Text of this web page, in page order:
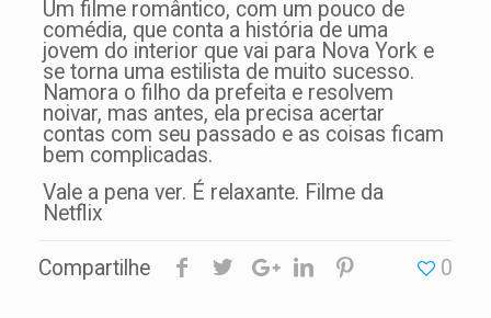
Um filme romântico, com um pouco de
comédia, que conta a história de uma
jovem do interior que vai para Nova York e
se torna uma estilista de muito sucesso.
Namora o filho da prefeita e resolvem
noivar, mas antes, ela precisa acertar
contas com seu passado e as coisas ficam
bem complicadas.
Vale a pena ver. É relaxante. Filme da
Netflix
Compartilhe 0